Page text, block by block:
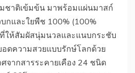
ชาติเข้มข้น มาพร้อมแผ่นมาสก์
กและใยพืช 100% (100%
ที่ให้สัมผัสนุ่มนวลและแนบกระชับ
ดความสวยแบบรักษ์โลกด้วย
จากสารระคายเคือง 24 ชนิด